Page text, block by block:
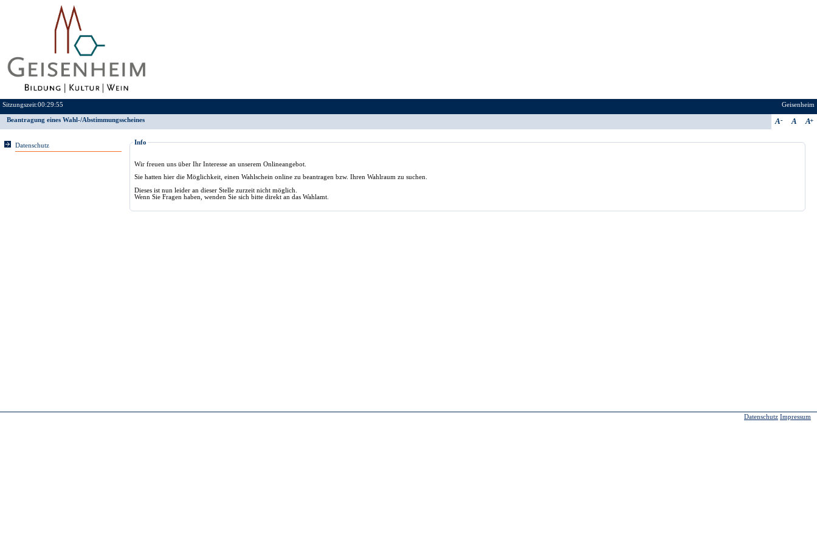
Sitzungszeit:00:29:55 Geisenheim
A A A
Beantragung eines Wahl-/Abstimmungsscheines
Datenschutz Info
Wir freuen uns über Ihr Interesse an unserem Onlineangebot.
Sie hatten hier die Möglichkeit, einen Wahlschein online zu beantragen bzw. Ihren Wahlraum zu suchen.
Dieses ist nun leider an dieser Stelle zurzeit nicht möglich.
Wenn Sie Fragen haben, wenden Sie sich bitte direkt an das Wahlamt.
Datenschutz Impressum